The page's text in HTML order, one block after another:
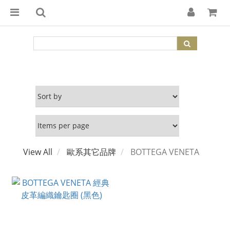
View All 歐系其它品牌 BOTTEGA VENETA